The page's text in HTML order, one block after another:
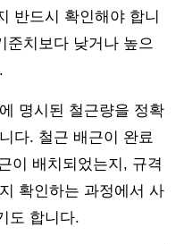
반드시 확인해야 합니
준치보다 낮거나 높으
명시된 철근량을 정확
다. 철근 배근이 완료
이 배치되었는지, 규격
확인하는 과정에서 사
도 합니다.